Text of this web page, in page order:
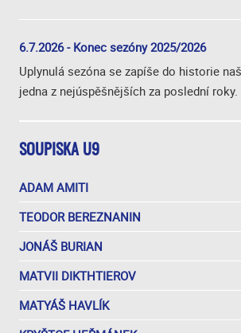
6.7.2026 - Konec sezóny 2025/2026
Uplynulá sezóna se zapíše do historie
jedna z nejúspěšnějších za poslední roky.
SOUPISKA U9
ADAM AMITI
TEODOR BEREZNANIN
JONÁŠ BURIAN
MATVII DIKTHTIEROV
MATYÁŠ HAVLÍK